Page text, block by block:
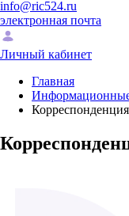
info@ric524.ru
электронная почта
Личный кабинет
Главная
Корреспонденция